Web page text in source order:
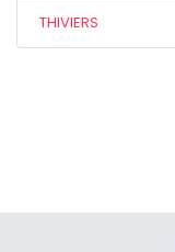
THIVIERS